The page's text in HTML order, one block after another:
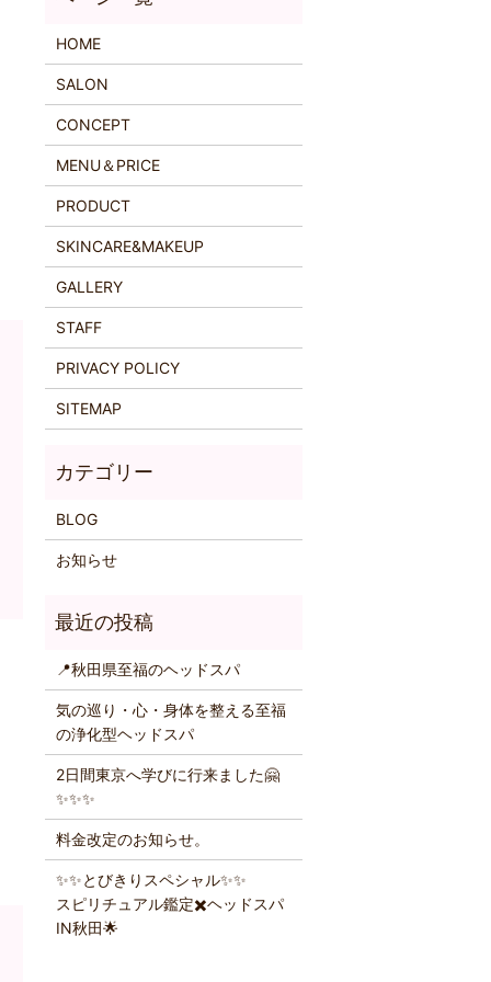
HOME
SALON
CONCEPT
MENU＆PRICE
PRODUCT
SKINCARE&MAKEUP
GALLERY
STAFF
PRIVACY POLICY
SITEMAP
BLOG
お知らせ
📍秋田県至福のヘッドスパ
気の巡り・心・身体を整える至福
の浄化型ヘッドスパ
2日間東京へ学びに行来ました🤗
✨️✨️✨️
料金改定のお知らせ。
✨️✨️とびきりスペシャル✨️✨️
スピリチュアル鑑定✖️ヘッドスパ
IN秋田🌟